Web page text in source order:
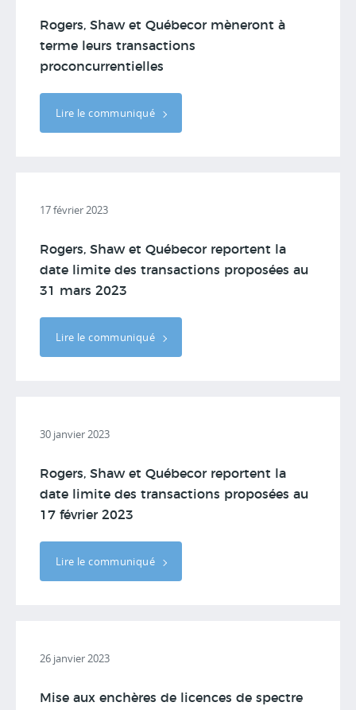
Rogers, Shaw et Québecor mèneront à
terme leurs transactions
proconcurrentielles
Lire le communiqué
17 février 2023
Rogers, Shaw et Québecor reportent la
date limite des transactions proposées au
31 mars 2023
Lire le communiqué
30 janvier 2023
Rogers, Shaw et Québecor reportent la
date limite des transactions proposées au
17 février 2023
Lire le communiqué
26 janvier 2023
Mise aux enchères de licences de spectre